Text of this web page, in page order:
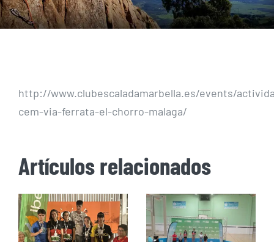
http://www.clubescaladamarbella.es/events/
cem-via-ferrata-el-chorro-malaga/
Artículos relacionados